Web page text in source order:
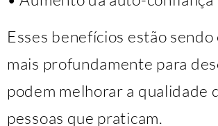
Esses benefícios estão
mais profundamente para
podem melhorar a qualidade
pessoas que praticam.